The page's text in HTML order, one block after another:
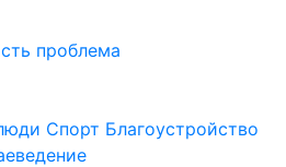
проблема
Спорт Благоустройство